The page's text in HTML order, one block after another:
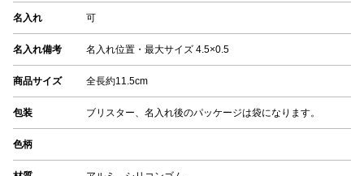
名入れ 可
名入れ備考 名入れ位置・最大サイズ 4.5×0.5
商品サイズ 全長約11.5cm
包装 ブリスター、名入れ後のパッケージは袋になります。
色柄